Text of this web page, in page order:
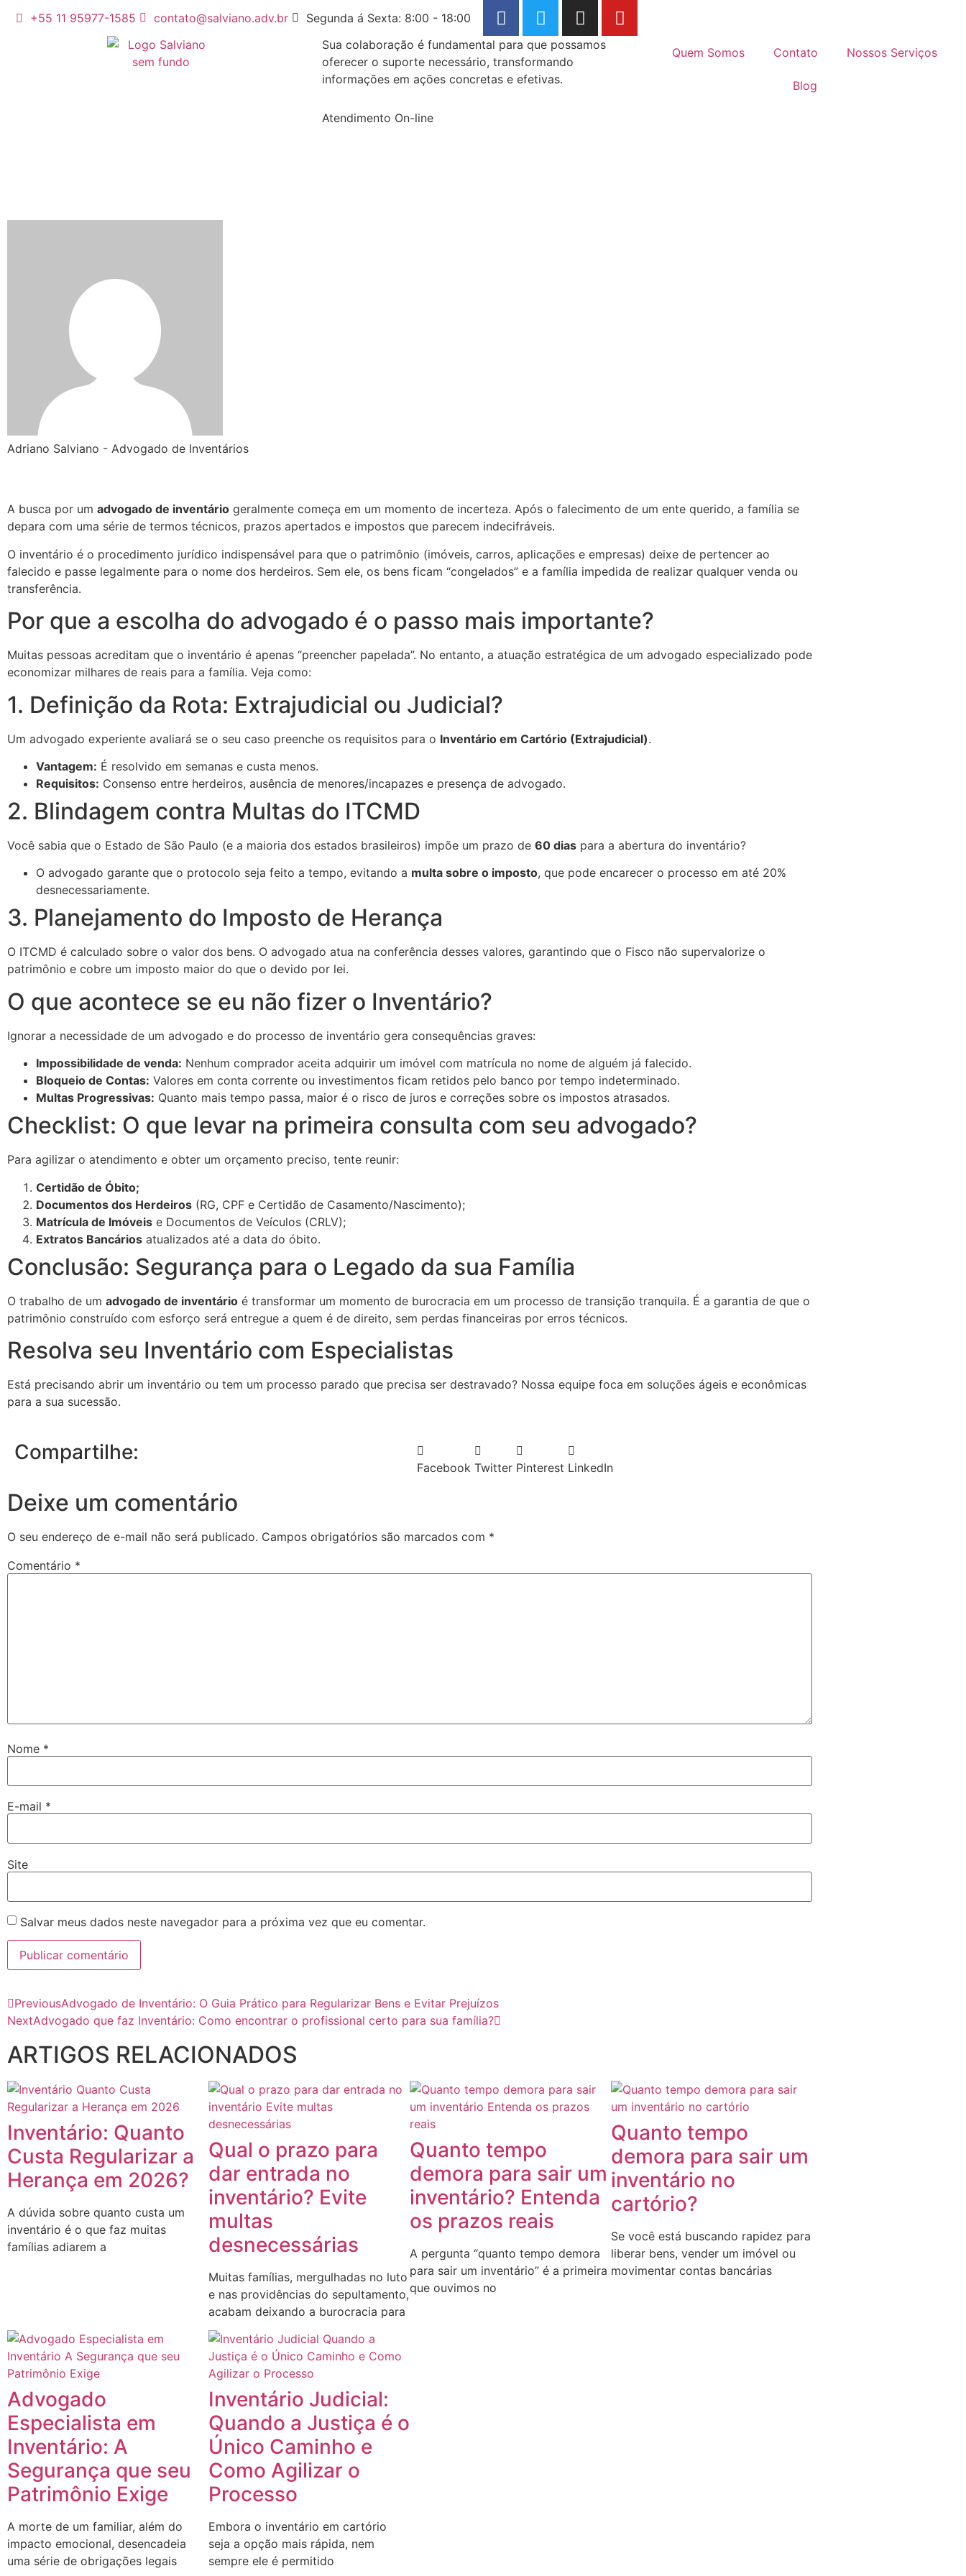
+55 11 95977-1585 contato@salviano.adv.br
Segunda á Sexta: 8:00 - 18:00
Sua colaboração é fundamental para que possamos
oferecer o suporte necessário, transformando
informações em ações concretas e efetivas.
Atendimento On-line
Quem Somos Contato Nossos Serviços
Blog
Adriano Salviano - Advogado de Inventários
A busca por um advogado de inventário geralmente começa em um momento de incerteza. Após o falecimento de um ente querido, a família se
depara com uma série de termos técnicos, prazos apertados e impostos que parecem indecifráveis.
O inventário é o procedimento jurídico indispensável para que o patrimônio (imóveis, carros, aplicações e empresas) deixe de pertencer ao
falecido e passe legalmente para o nome dos herdeiros. Sem ele, os bens ficam “congelados” e a família impedida de realizar qualquer venda ou
transferência.
Por que a escolha do advogado é o passo mais importante?
Muitas pessoas acreditam que o inventário é apenas “preencher papelada”. No entanto, a atuação estratégica de um advogado especializado pode
economizar milhares de reais para a família. Veja como:
1. Definição da Rota: Extrajudicial ou Judicial?
Um advogado experiente avaliará se o seu caso preenche os requisitos para o Inventário em Cartório (Extrajudicial).
Vantagem: É resolvido em semanas e custa menos.
Requisitos: Consenso entre herdeiros, ausência de menores/incapazes e presença de advogado.
2. Blindagem contra Multas do ITCMD
Você sabia que o Estado de São Paulo (e a maioria dos estados brasileiros) impõe um prazo de 60 dias para a abertura do inventário?
O advogado garante que o protocolo seja feito a tempo, evitando a multa sobre o imposto, que pode encarecer o processo em até 20%
desnecessariamente.
3. Planejamento do Imposto de Herança
O ITCMD é calculado sobre o valor dos bens. O advogado atua na conferência desses valores, garantindo que o Fisco não supervalorize o
patrimônio e cobre um imposto maior do que o devido por lei.
O que acontece se eu não fizer o Inventário?
Ignorar a necessidade de um advogado e do processo de inventário gera consequências graves:
Impossibilidade de venda: Nenhum comprador aceita adquirir um imóvel com matrícula no nome de alguém já falecido.
Bloqueio de Contas: Valores em conta corrente ou investimentos ficam retidos pelo banco por tempo indeterminado.
Multas Progressivas: Quanto mais tempo passa, maior é o risco de juros e correções sobre os impostos atrasados.
Checklist: O que levar na primeira consulta com seu advogado?
Para agilizar o atendimento e obter um orçamento preciso, tente reunir:
Certidão de Óbito;
Documentos dos Herdeiros (RG, CPF e Certidão de Casamento/Nascimento);
Matrícula de Imóveis e Documentos de Veículos (CRLV);
Extratos Bancários atualizados até a data do óbito.
Conclusão: Segurança para o Legado da sua Família
O trabalho de um advogado de inventário é transformar um momento de burocracia em um processo de transição tranquila. É a garantia de que o
patrimônio construído com esforço será entregue a quem é de direito, sem perdas financeiras por erros técnicos.
Resolva seu Inventário com Especialistas
Está precisando abrir um inventário ou tem um processo parado que precisa ser destravado? Nossa equipe foca em soluções ágeis e econômicas
para a sua sucessão.
Compartilhe:
Facebook Twitter Pinterest LinkedIn
Deixe um comentário
O seu endereço de e-mail não será publicado. Campos obrigatórios são marcados com *
Comentário *
Nome *
E-mail *
Site
Salvar meus dados neste navegador para a próxima vez que eu comentar.
PreviousAdvogado de Inventário: O Guia Prático para Regularizar Bens e Evitar Prejuízos
NextAdvogado que faz Inventário: Como encontrar o profissional certo para sua família?
ARTIGOS RELACIONADOS
Inventário: Quanto
Custa Regularizar a
Herança em 2026?
A dúvida sobre quanto custa um
inventário é o que faz muitas
famílias adiarem a
Qual o prazo para
dar entrada no
inventário? Evite
multas
desnecessárias
Muitas famílias, mergulhadas no luto
e nas providências do sepultamento,
acabam deixando a burocracia para
Quanto tempo
demora para sair um
inventário? Entenda
os prazos reais
A pergunta “quanto tempo demora
para sair um inventário” é a primeira
que ouvimos no
Quanto tempo
demora para sair um
inventário no
cartório?
Se você está buscando rapidez para
liberar bens, vender um imóvel ou
movimentar contas bancárias
Advogado
Especialista em
Inventário: A
Segurança que seu
Patrimônio Exige
A morte de um familiar, além do
impacto emocional, desencadeia
uma série de obrigações legais
Inventário Judicial:
Quando a Justiça é o
Único Caminho e
Como Agilizar o
Processo
Embora o inventário em cartório
seja a opção mais rápida, nem
sempre ele é permitido